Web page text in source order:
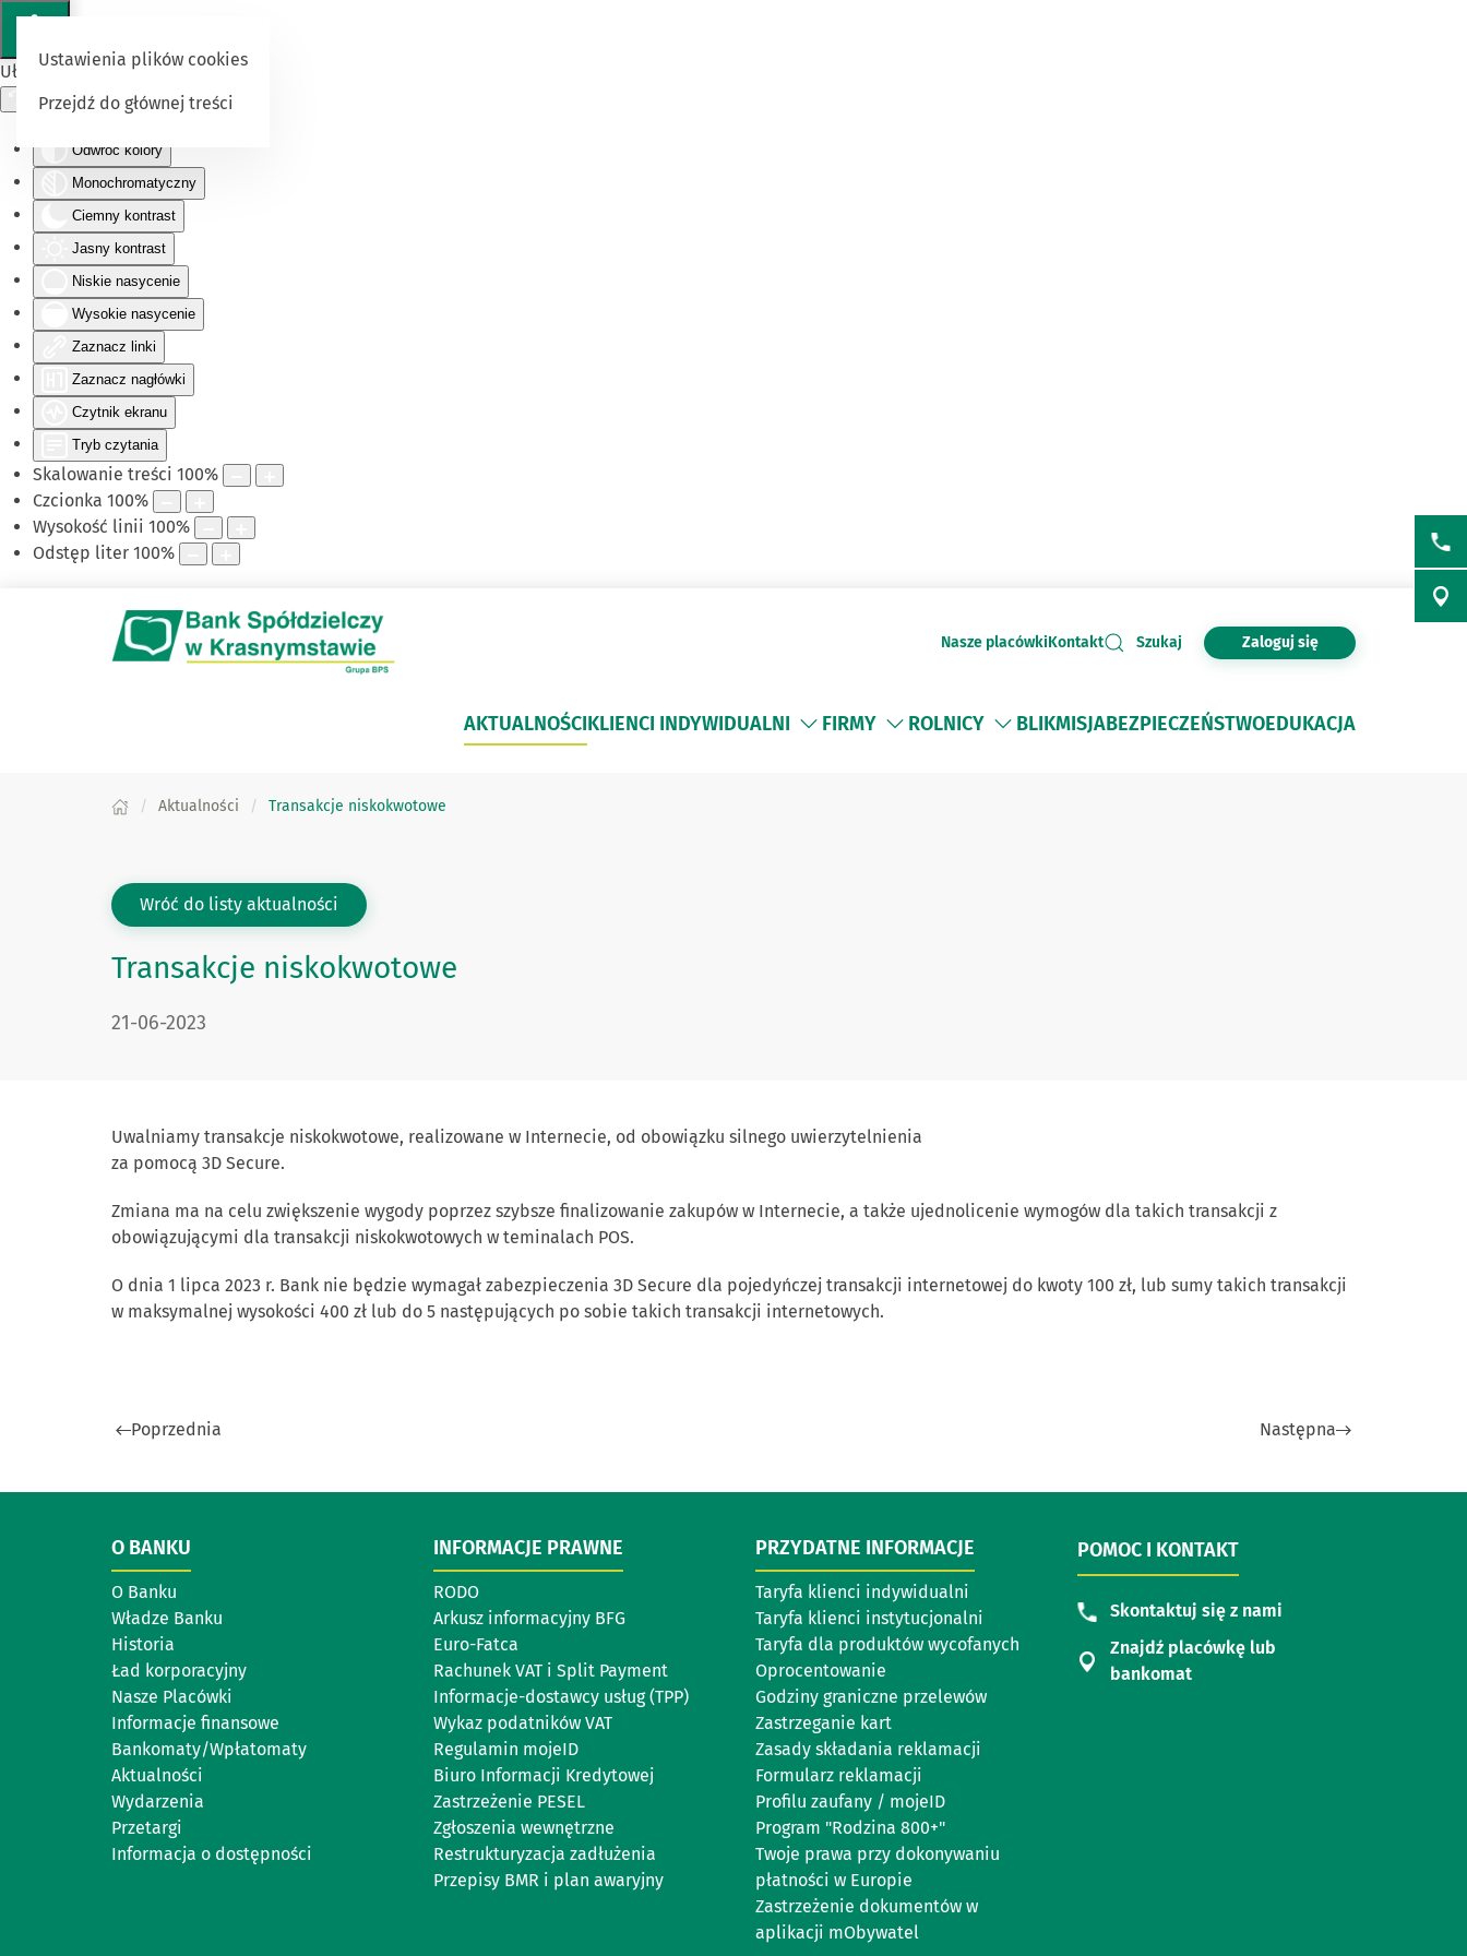
Ułatwienia dostępu
Odwróć kolory
Monochromatyczny
Ciemny kontrast
Jasny kontrast
Niskie nasycenie
Wysokie nasycenie
Zaznacz linki
Zaznacz nagłówki
Czytnik ekranu
Tryb czytania
Skalowanie treści 100%
Czcionka 100%
Wysokość linii 100%
Odstęp liter 100%
Ustawienia plików cookies
Przejdź do głównej treści
Nasze placówkiKontakt Szukaj Zaloguj się
AKTUALNOŚCIKLIENCI INDYWIDUALNI FIRMY ROLNICY BLIKMISJABEZPIECZEŃSTWOEDUKACJA
Aktualności Transakcje niskokwotowe
Wróć do listy aktualności
Transakcje niskokwotowe
DATA PUBLIKACJI:
21-06-2023
Uwalniamy transakcje niskokwotowe, realizowane w Internecie, od obowiązku silnego uwierzytelnienia
za pomocą 3D Secure.
Zmiana ma na celu zwiększenie wygody poprzez szybsze finalizowanie zakupów w Internecie, a także ujednolicenie wymogów dla takich transakcji z
obowiązującymi dla transakcji niskokwotowych w teminalach POS.
O dnia 1 lipca 2023 r. Bank nie będzie wymagał zabezpieczenia 3D Secure dla pojedyńczej transakcji internetowej do kwoty 100 zł, lub sumy takich transakcji
w maksymalnej wysokości 400 zł lub do 5 następujących po sobie takich transakcji internetowych.
Poprzednia Następna
O BANKU
O Banku
Władze Banku
Historia
Ład korporacyjny
Nasze Placówki
Informacje finansowe
Bankomaty/Wpłatomaty
Aktualności
Wydarzenia
Przetargi
Informacja o dostępności
INFORMACJE PRAWNE
RODO
Arkusz informacyjny BFG
Euro-Fatca
Rachunek VAT i Split Payment
Informacje-dostawcy usług (TPP)
Wykaz podatników VAT
Regulamin mojeID
Biuro Informacji Kredytowej
Zastrzeżenie PESEL
Zgłoszenia wewnętrzne
Restrukturyzacja zadłużenia
Przepisy BMR i plan awaryjny
PRZYDATNE INFORMACJE
Taryfa klienci indywidualni
Taryfa klienci instytucjonalni
Taryfa dla produktów wycofanych
Oprocentowanie
Godziny graniczne przelewów
Zastrzeganie kart
Zasady składania reklamacji
Formularz reklamacji
Profilu zaufany / mojeID
Program "Rodzina 800+"
Twoje prawa przy dokonywaniu
płatności w Europie
Zastrzeżenie dokumentów w
aplikacji mObywatel
POMOC I KONTAKT
Skontaktuj się z nami
Znajdź placówkę lub
bankomat